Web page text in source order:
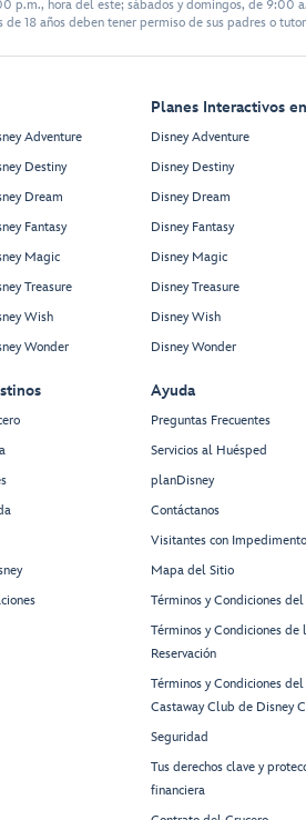
p.m., hora del este; sábados y domingos, de 9:00
de 18 años deben tener permiso de sus padres o
Adventure
Destiny
Dream
Fantasy
Magic
Treasure
Wish
Wonder
Planes Interactivos
Disney Adventure
Disney Destiny
Disney Dream
Disney Fantasy
Disney Magic
Disney Treasure
Disney Wish
Disney Wonder
Ayuda
Preguntas Frecuentes
Servicios al Huésped
planDisney
Contáctanos
Visitantes con
Mapa del Sitio
Términos y Condiciones
Términos y Condiciones de
Reservación
Términos y Condiciones
Castaway Club de Disney
Seguridad
Tus derechos clave y
financiera